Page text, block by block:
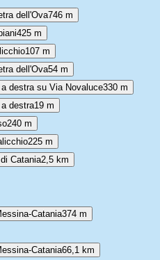
dell'Ova746 m
425 m
107 m
dell'Ova54 m
destra su Via Novaluce330 m
destra19 m
240 m
225 m
Catania2,5 km
Catania374 m
Catania66,1 km